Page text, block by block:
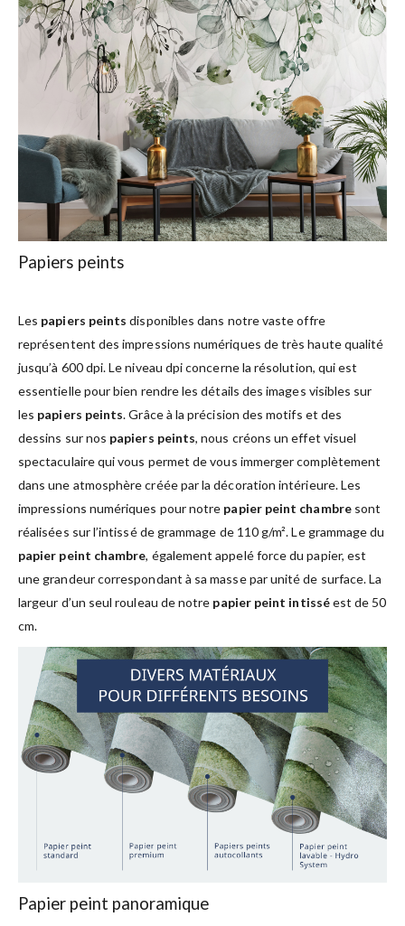
Papiers peints
Les papiers peints disponibles dans notre vaste offre
représentent des impressions numériques de très haute qualité
jusqu’à 600 dpi. Le niveau dpi concerne la résolution, qui est
essentielle pour bien rendre les détails des images visibles sur
les papiers peints. Grâce à la précision des motifs et des
dessins sur nos papiers peints, nous créons un effet visuel
spectaculaire qui vous permet de vous immerger complètement
dans une atmosphère créée par la décoration intérieure. Les
impressions numériques pour notre papier peint chambresont
réalisées sur l’intissé de grammage de 110 g/m². Le grammage du
papier peint chambre, également appelé force du papier, est
une grandeur correspondant à sa masse par unité de surface. La
largeur d’un seul rouleau de notre papier peint intisséest de 50
cm.
Papier peint panoramique